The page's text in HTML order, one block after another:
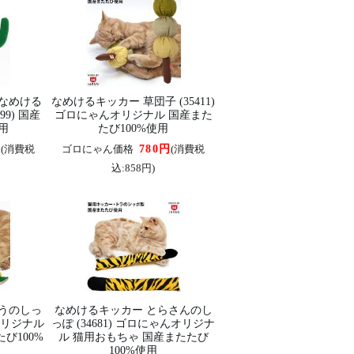
めける
国産
(消費税
なめけるキッカー 草団子 (35411)
ゴロにゃんオリジナル 国産また
たび100%使用
ゴロにゃん価格 780円(消費税
込:858円)
のしっ
ジナル
び100%
なめけるキッカー とらさんのし
っぽ (34681) ゴロにゃんオリジナ
ル 猫用おもちゃ 国産またたび
100%使用